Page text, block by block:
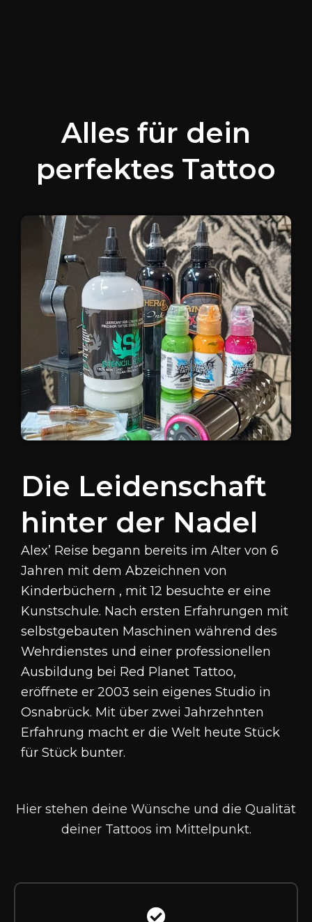
Alles für dein
perfektes Tattoo
Die Leidenschaft
hinter der Nadel
Alex’ Reise begann bereits im Alter von 6
Jahren mit dem Abzeichnen von
Kinderbüchern , mit 12 besuchte er eine
Kunstschule. Nach ersten Erfahrungen mit
selbstgebauten Maschinen während des
Wehrdienstes und einer professionellen
Ausbildung bei Red Planet Tattoo,
eröffnete er 2003 sein eigenes Studio in
Osnabrück. Mit über zwei Jahrzehnten
Erfahrung macht er die Welt heute Stück
für Stück bunter.
Hier stehen deine Wünsche und die Qualität
deiner Tattoos im Mittelpunkt.